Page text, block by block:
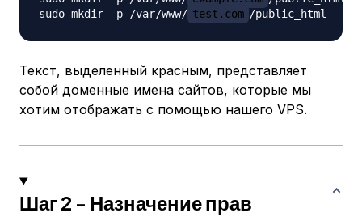
sudo mkdir -p /var/www/ test.com
Текст, выделенный красным, представляет
собой доменные имена сайтов, которые мы
хотим отображать с помощью нашего VPS.
Шаг 2 - Назначение прав